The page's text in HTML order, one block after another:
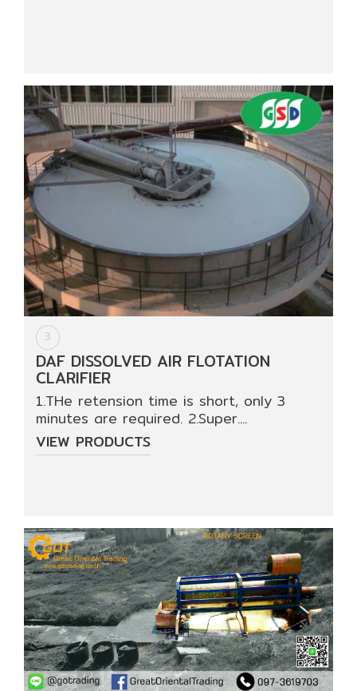
Document
About
Us
Contact
Us
Our
Customer
3
DAF DISSOLVED AIR FLOTATION
CLARIFIER
1.THe retension time is short, only 3
minutes are required. 2.Super....
VIEW PRODUCTS